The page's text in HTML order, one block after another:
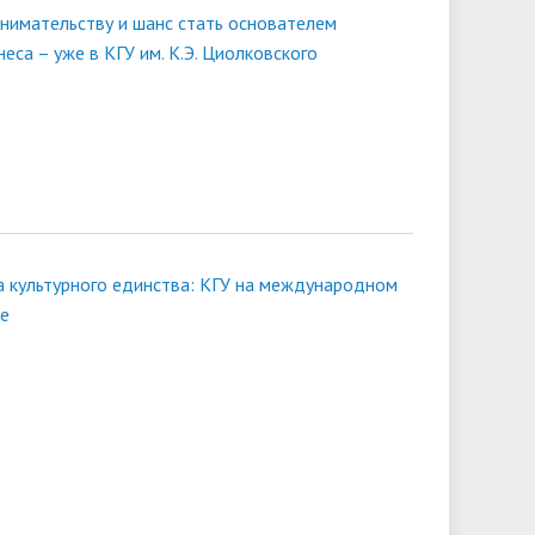
Клиника КГУ
Целевая квота
Вакцинация
университета. Серия 2. Исследования
по филологии"
и шанс стать основателем
– уже в КГУ им. К.Э. Циолковского
культурного единства: КГУ на международном